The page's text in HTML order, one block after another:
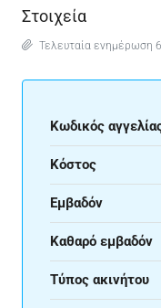
Στοιχεία
Τελευταία ενημέρωση
Κωδικός
Κόστος
Εμβαδόν
Καθαρό εμβαδόν
Τύπος ακινήτου